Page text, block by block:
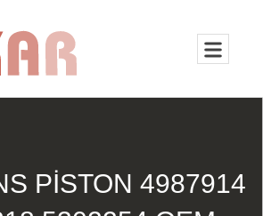
PİSTON 4987914